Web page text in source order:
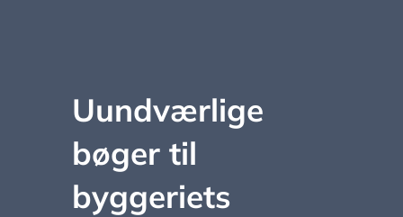
Uundværlige
bøger til
byggeriets